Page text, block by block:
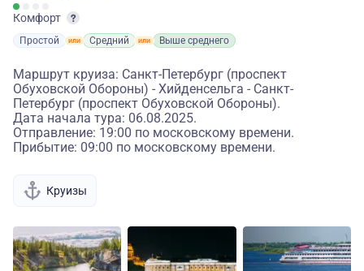
Комфорт
Простой Средний Выше среднего
Маршрут круиза: Санкт-Петербург (проспект
Обуховской Обороны) - Хийденсельга - Санкт-
Петербург (проспект Обуховской Обороны).
Дата начала тура: 06.08.2025.
Отправление: 19:00 по московскому времени.
Прибытие: 09:00 по московскому времени.
Круизы